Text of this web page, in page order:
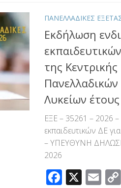
ΠΑΝΕΛΛΑΔΙΚΕΣ
Εκδήλωση
της
Λυκείων
ΕΞΕ – 35261 – 2026
εκπαιδευτικών ΔΕ
– ΥΠΕΥΘΥΝΗ
2026
X